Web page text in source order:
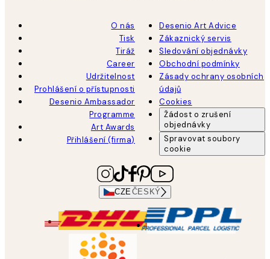
O nás
Tisk
Tiráž
Career
Udržitelnost
Prohlášení o přístupnosti
Desenio Ambassador
Programme
Art Awards
Přihlášení (firma)
Desenio Art Advice
Zákaznický servis
Sledování objednávky
Obchodní podmínky
Zásady ochrany osobních
údajů
Cookies
Žádost o zrušení
objednávky
Spravovat soubory
cookie
CZEČESKÝ